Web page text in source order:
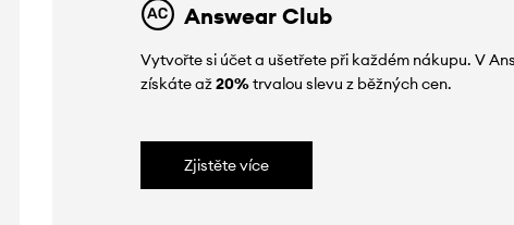
Answear Club
Vytvořte si účet a ušetřete při každém nákupu. V
získáte až20%trvalou slevu z běžných cen.
Zjistěte více